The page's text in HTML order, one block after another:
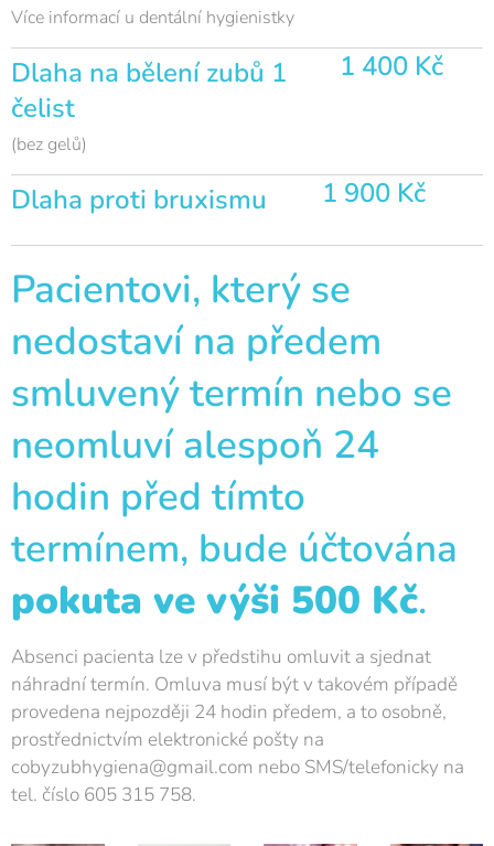
Více informací u dentální hygienistky
Dlaha na bělení zubů 1
čelist
(bez gelů)
1 400 Kč
Dlaha proti bruxismu 1 900 Kč
Pacientovi, který se
nedostaví na předem
smluvený termín nebo se
neomluví alespoň 24
hodin před tímto
termínem, bude účtována
pokuta ve výši 500 Kč.
Absenci pacienta lze v předstihu omluvit a sjednat
náhradní termín. Omluva musí být v takovém případě
provedena nejpozději 24 hodin předem, a to osobně,
prostřednictvím elektronické pošty na
cobyzubhygiena@gmail.com nebo SMS/telefonicky na
tel. číslo 605 315 758.